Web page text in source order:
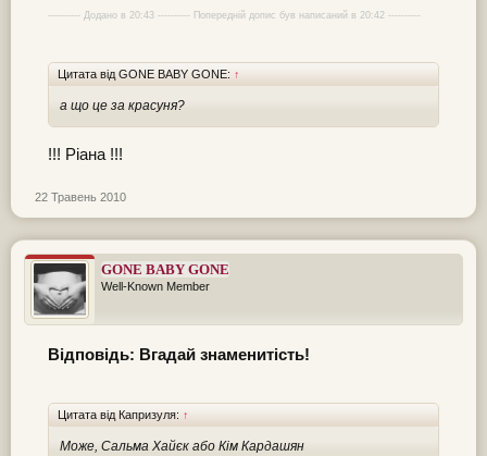
---------- Додано в 20:43 ---------- Попередній допис був написаний в 20:42 ----------
Цитата від GONE BABY GONE: ↑
а що це за красуня?
!!! Ріана !!!
22 Травень 2010
GONE BABY GONE
Well-Known Member
Відповідь: Вгадай знаменитість!
Цитата від Капризуля: ↑
Може, Сальма Хайєк або Кім Кардашян